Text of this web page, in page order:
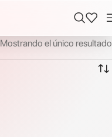
Mostrando el único resultado